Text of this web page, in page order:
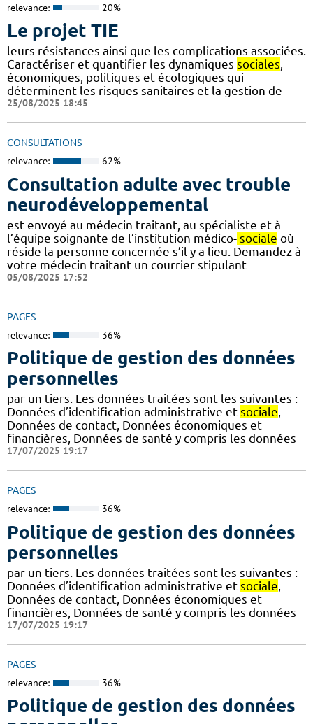
relevance: 20%
Le projet TIE
leurs résistances ainsi que les complications associées.
Caractériser et quantifier les dynamiques sociales,
économiques, politiques et écologiques qui
déterminent les risques sanitaires et la gestion de
25/08/2025 18:45
CONSULTATIONS
relevance: 62%
Consultation adulte avec trouble
neurodéveloppemental
est envoyé au médecin traitant, au spécialiste et à
l’équipe soignante de l’institution médico- sociale où
réside la personne concernée s’il y a lieu. Demandez à
votre médecin traitant un courrier stipulant
05/08/2025 17:52
PAGES
relevance: 36%
Politique de gestion des données
personnelles
par un tiers. Les données traitées sont les suivantes :
Données d’identification administrative et sociale,
Données de contact, Données économiques et
financières, Données de santé y compris les données
17/07/2025 19:17
PAGES
relevance: 36%
Politique de gestion des données
personnelles
par un tiers. Les données traitées sont les suivantes :
Données d’identification administrative et sociale,
Données de contact, Données économiques et
financières, Données de santé y compris les données
17/07/2025 19:17
PAGES
relevance: 36%
Politique de gestion des données